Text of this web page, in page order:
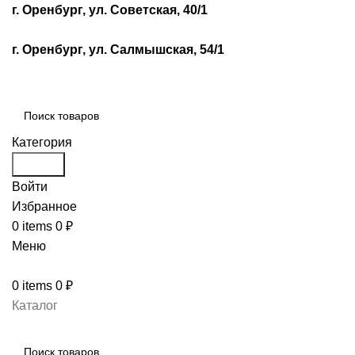
г. Оренбург, ул. Советская, 40/1
г. Оренбург, ул. Салмышская, 54/1
Категория
Войти
Избранное
0 items 0 ₽
Меню
0 items 0 ₽
Каталог